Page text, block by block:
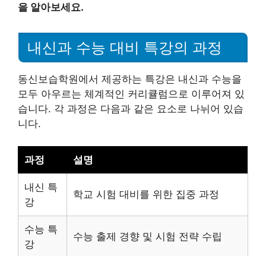
을 알아보세요.
내신과 수능 대비 특강의 과정
동신보습학원에서 제공하는 특강은 내신과 수능을
모두 아우르는 체계적인 커리큘럼으로 이루어져 있
습니다. 각 과정은 다음과 같은 요소로 나뉘어 있습
니다.
과정 설명
내신 특
강
학교 시험 대비를 위한 집중 과정
수능 특
강
수능 출제 경향 및 시험 전략 수립